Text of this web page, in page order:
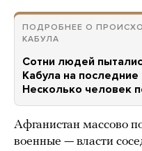
ПОДРОБНЕЕ О
КАБУЛА
Сотни людей
Кабула на
Несколько человек
Афганистан массово
военные — власти